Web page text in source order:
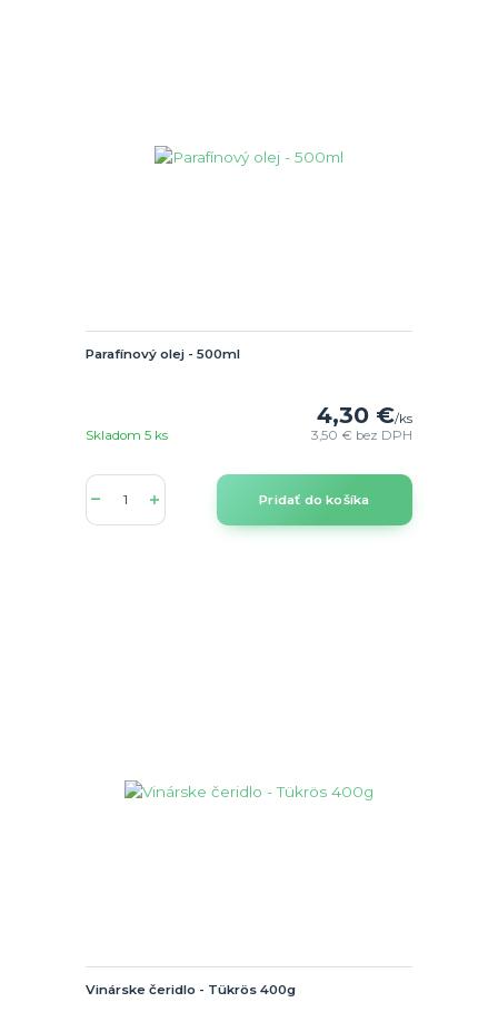
Parafínový olej - 500ml
4,30 €/ks
3,50 € bez DPH
Skladom 5 ks
Pridať do košíka
Vinárske čeridlo - Tükrös 400g